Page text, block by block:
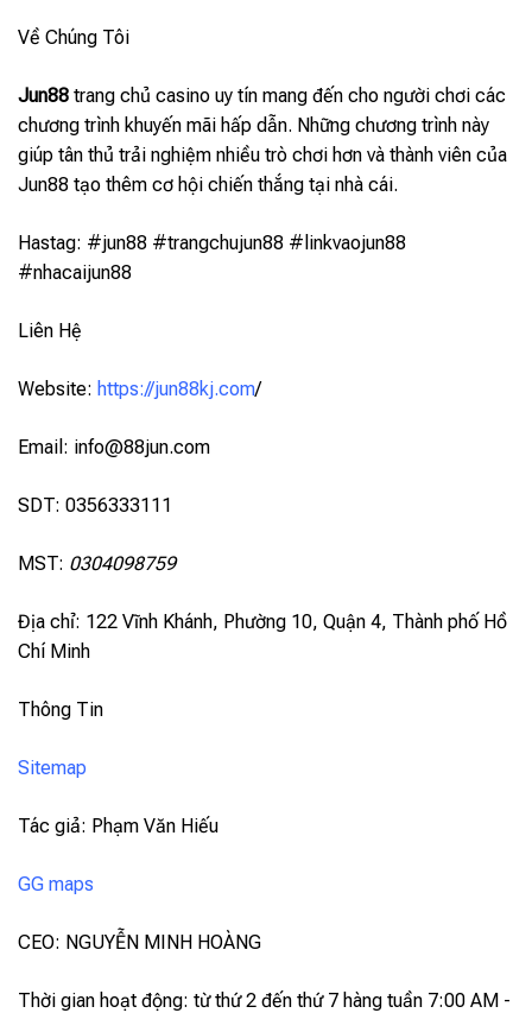
Về Chúng Tôi
Jun88 trang chủ casino uy tín mang đến cho người chơi các
chương trình khuyến mãi hấp dẫn. Những chương trình này
giúp tân thủ trải nghiệm nhiều trò chơi hơn và thành viên của
Jun88 tạo thêm cơ hội chiến thắng tại nhà cái.
Hastag: #jun88 #trangchujun88 #linkvaojun88
#nhacaijun88
Liên Hệ
Website: https://jun88kj.com/
Email: info@88jun.com
SDT: 0356333111
MST: 0304098759
Địa chỉ: 122 Vĩnh Khánh, Phường 10, Quận 4, Thành phố Hồ
Chí Minh
Thông Tin
Sitemap
Tác giả: Phạm Văn Hiếu
GG maps
CEO: NGUYỄN MINH HOÀNG
Thời gian hoạt động: từ thứ 2 đến thứ 7 hàng tuần 7:00 AM -